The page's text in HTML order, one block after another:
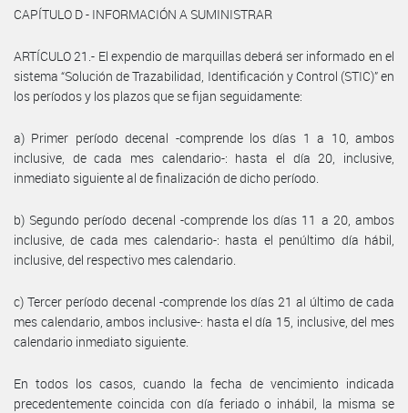
CAPÍTULO D - INFORMACIÓN A SUMINISTRAR
ARTÍCULO 21.- El expendio de marquillas deberá ser informado en el
sistema “Solución de Trazabilidad, Identificación y Control (STIC)” en
los períodos y los plazos que se fijan seguidamente:
a) Primer período decenal -comprende los días 1 a 10, ambos
inclusive, de cada mes calendario-: hasta el día 20, inclusive,
inmediato siguiente al de finalización de dicho período.
b) Segundo período decenal -comprende los días 11 a 20, ambos
inclusive, de cada mes calendario-: hasta el penúltimo día hábil,
inclusive, del respectivo mes calendario.
c) Tercer período decenal -comprende los días 21 al último de cada
mes calendario, ambos inclusive-: hasta el día 15, inclusive, del mes
calendario inmediato siguiente.
En todos los casos, cuando la fecha de vencimiento indicada
precedentemente coincida con día feriado o inhábil, la misma se